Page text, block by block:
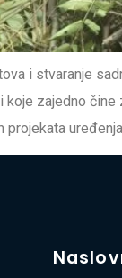
i stvaranje
zajedno čine